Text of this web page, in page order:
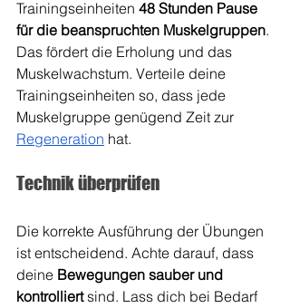
Trainingseinheiten 48 Stunden Pause
für die beanspruchten Muskelgruppen.
Das fördert die Erholung und das
Muskelwachstum. Verteile deine
Trainingseinheiten so, dass jede
Muskelgruppe genügend Zeit zur
Regeneration hat.
Technik überprüfen
Die korrekte Ausführung der Übungen
ist entscheidend. Achte darauf, dass
deine Bewegungen sauber und
kontrolliert sind. Lass dich bei Bedarf